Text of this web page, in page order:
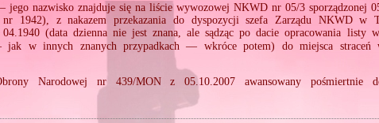
nazwisko znajduje się na liście wywozowej NKWD nr 05/3 sporządzonej
nr 1942), z nakazem przekazania do dyspozycji szefa Zarządu NKWD w
(data dzienna nie jest znana, ale sądząc po dacie opracowania listy
w innych znanych przypadkach — wkróce potem) do miejsca straceń
Narodowej nr 439/MON z 05.10.2007 awansowany pośmiertnie